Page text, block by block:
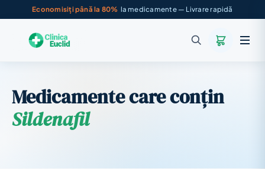
Economisiți până la 80% la medicamente — Livrare rapidă
Medicamente care conțin
Sildenafil